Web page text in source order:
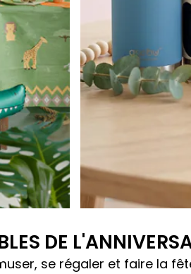
DE
se régaler et faire la